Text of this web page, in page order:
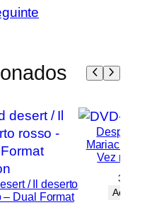
/ Il deserto
– Dual Format
Mariachi /
Vez no
30,00